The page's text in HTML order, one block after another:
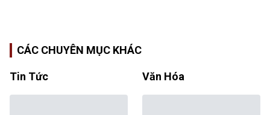
CÁC CHUYÊN MỤC KHÁC
Tin Tức Văn Hóa